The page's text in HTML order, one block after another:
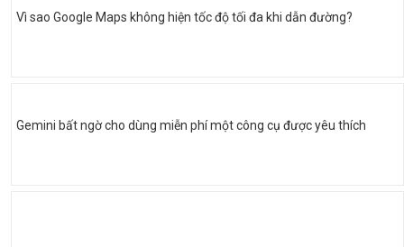
Vì sao Google Maps không hiện tốc độ tối đa khi dẫn đường?
Gemini bất ngờ cho dùng miễn phí một công cụ được yêu thích